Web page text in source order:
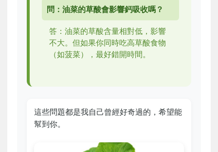
問：油菜的草酸會影響鈣吸收嗎？
答：油菜的草酸含量相對低，影響
不大。但如果你同時吃高草酸食物
（如菠菜），最好錯開時間。
這些問題都是我自己曾經好奇過的，希望能
幫到你。